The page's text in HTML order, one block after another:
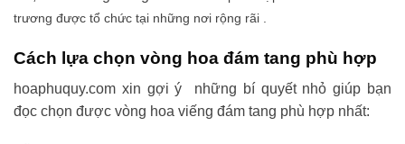
trương được tổ chức tại những nơi rộng rãi .
Cách lựa chọn vòng hoa đám tang phù hợp
hoaphuquy.com xin gợi ý những bí quyết nhỏ giúp bạn
đọc chọn được vòng hoa viếng đám tang phù hợp nhất: